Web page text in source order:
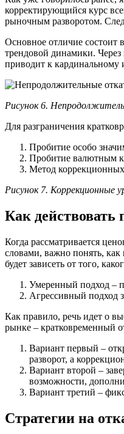
корректирующийся курс
рыночным разворотом.
Основное отличие состоит
трендовой динамики.
приводит к кардинальному
Рисунок 6.
Для разграничения
Пробитие особо
Пробитие валютным
Метод
Рисунок 7. Коррекционные
Как действовать
Когда рассматривается
словами, важно понять,
будет зависеть от того,
Умеренный подход –
Агрессивный подход
Как правило, речь идет о
рынке – кратковременный
Вариант первый –
разворот, а
Вариант второй –
возможности,
Вариант третий –
Стратегии на